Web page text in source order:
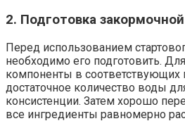
2. Подготовка
Перед использованием
необходимо его подготовить.
компоненты в соответствующих
достаточное количество воды
консистенции. Затем хорошо
все ингредиенты равномерно